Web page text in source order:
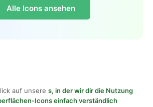
Alle Icons ansehen
auf unsere s, in der wir dir die Nutzung
Icons einfach verständlich